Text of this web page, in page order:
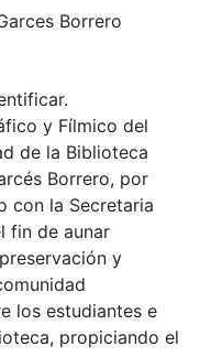
Borrero
y Fílmico del
de la Biblioteca
Borrero, por
con la Secretaria
fin de aunar
y
los estudiantes e
propiciando el